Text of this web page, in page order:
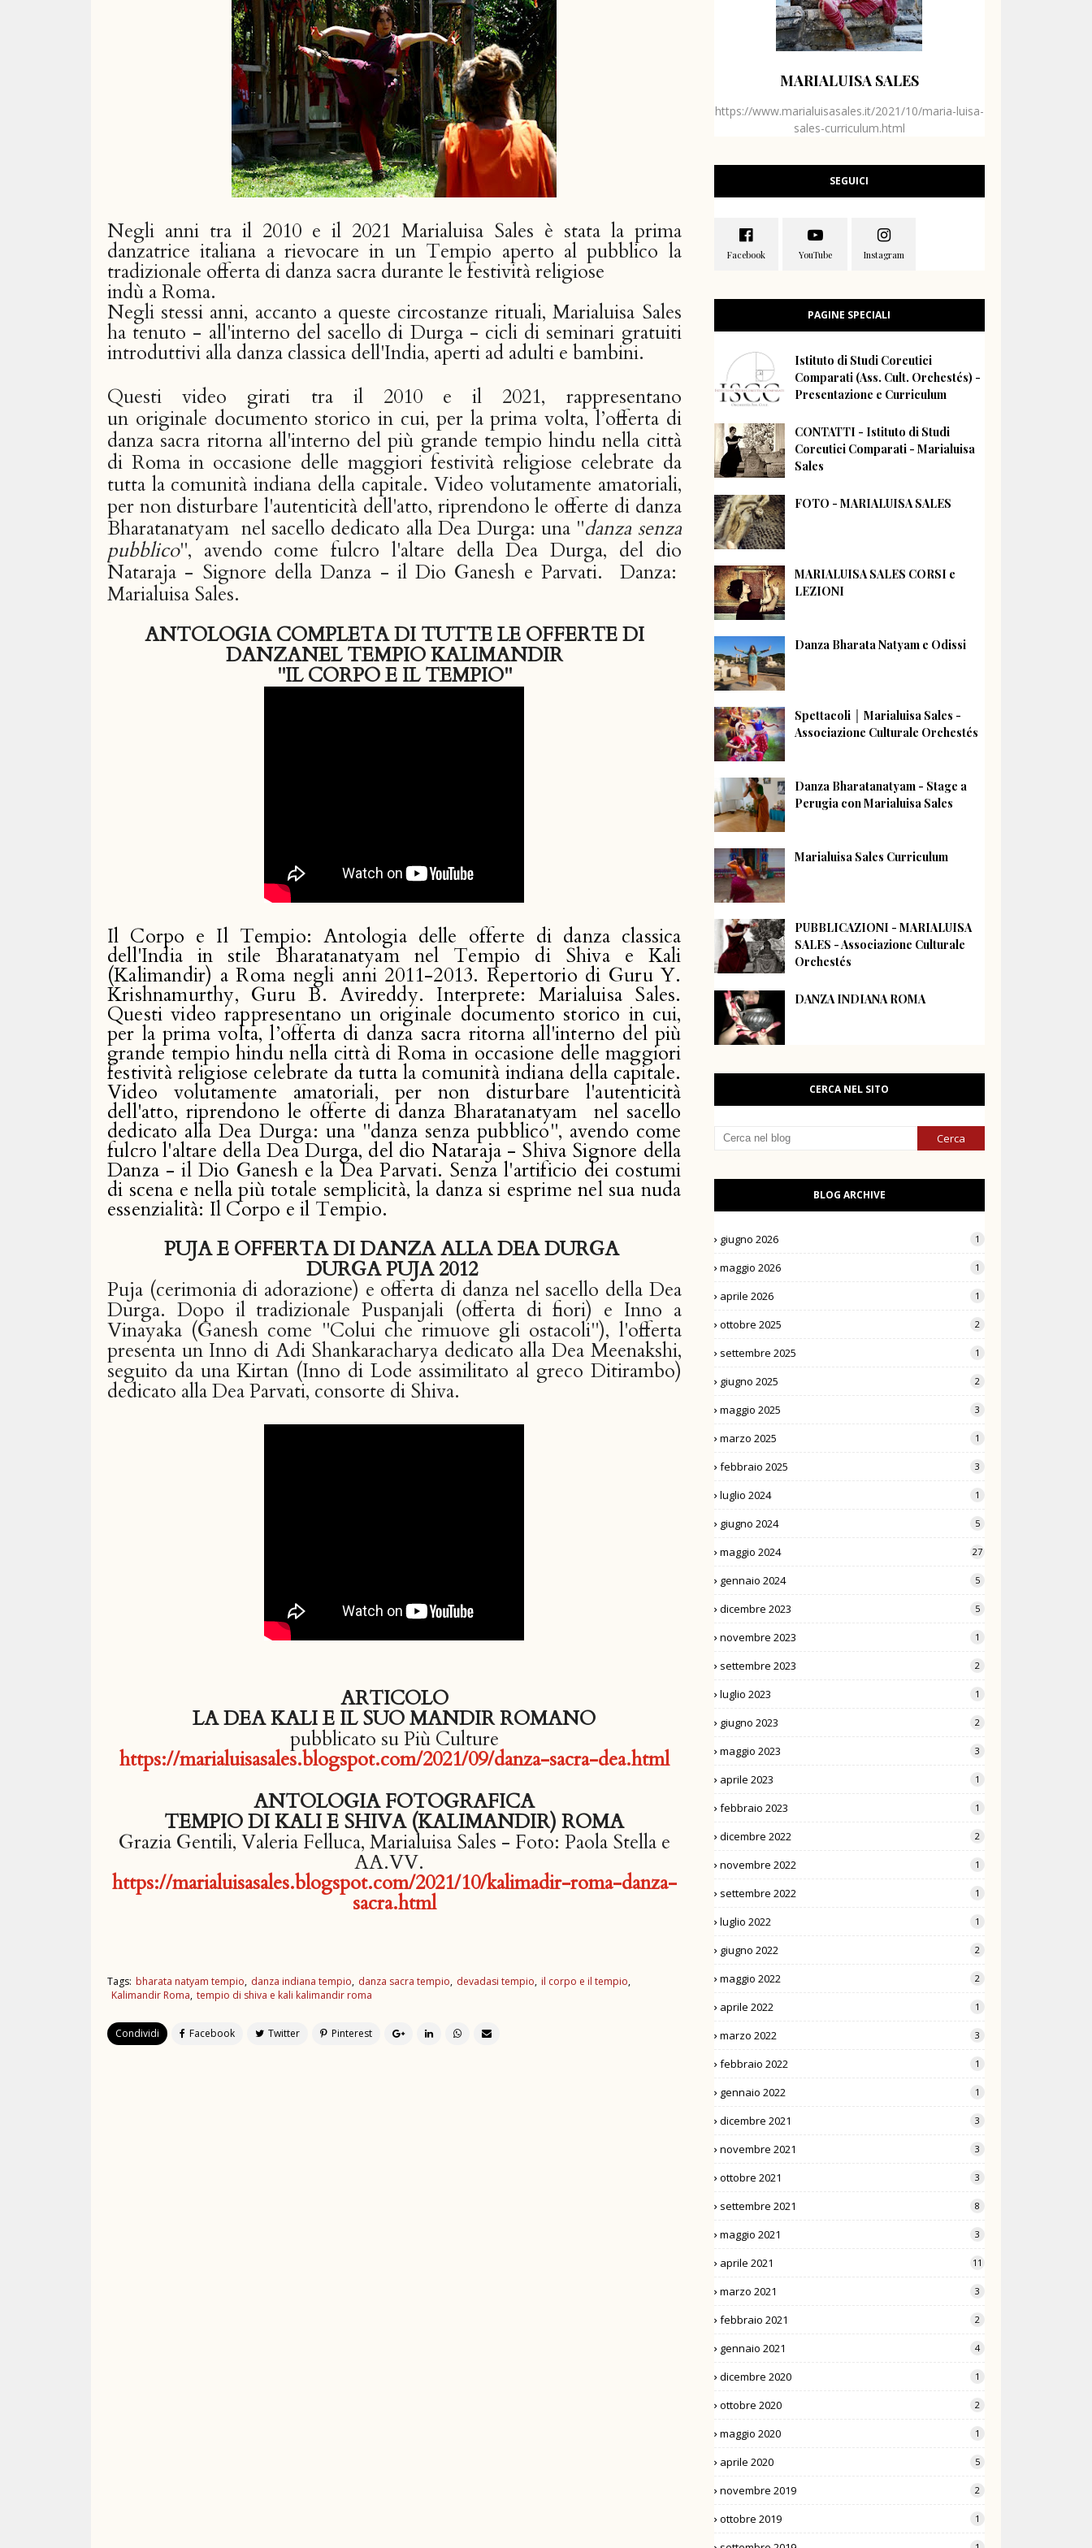
Negli anni tra il 2010 e il 2021 Marialuisa Sales è stata la prima
danzatrice italiana a rievocare in un Tempio aperto al pubblico la
tradizionale offerta di danza sacra durante le festività religiose
indù a Roma.
Negli stessi anni, accanto a queste circostanze rituali, Marialuisa Sales
ha tenuto - all'interno del sacello di Durga - cicli di seminari gratuiti
introduttivi alla danza classica dell'India, aperti ad adulti e bambini.
Questi video girati tra il 2010 e il 2021, rappresentano
un originale documento storico in cui, per la prima volta, l’offerta di
danza sacra ritorna all'interno del più grande tempio hindu nella città
di Roma in occasione delle maggiori festività religiose celebrate da
tutta la comunità indiana della capitale. Video volutamente amatoriali,
per non disturbare l'autenticità dell'atto, riprendono le offerte di danza
Bharatanatyam nel sacello dedicato alla Dea Durga: una "danza senza
pubblico", avendo come fulcro l'altare della Dea Durga, del dio
Nataraja - Signore della Danza - il Dio Ganesh e Parvati. Danza:
Marialuisa Sales.
ANTOLOGIA COMPLETA DI TUTTE LE OFFERTE DI
DANZANEL TEMPIO KALIMANDIR
"IL CORPO E IL TEMPIO"
Il Corpo e Il Tempio: Antologia delle offerte di danza classica
dell'India in stile Bharatanatyam nel Tempio di Shiva e Kali
(Kalimandir) a Roma negli anni 2011-2013. Repertorio di Guru Y.
Krishnamurthy, Guru B. Avireddy. Interprete: Marialuisa Sales.
Questi video rappresentano un originale documento storico in cui,
per la prima volta, l’offerta di danza sacra ritorna all'interno del più
grande tempio hindu nella città di Roma in occasione delle maggiori
festività religiose celebrate da tutta la comunità indiana della capitale.
Video volutamente amatoriali, per non disturbare l'autenticità
dell'atto, riprendono le offerte di danza Bharatanatyam  nel sacello
dedicato alla Dea Durga: una "danza senza pubblico", avendo come
fulcro l'altare della Dea Durga, del dio Nataraja - Shiva Signore della
Danza - il Dio Ganesh e la Dea Parvati. Senza l'artificio dei costumi
di scena e nella più totale semplicità, la danza si esprime nel sua nuda
essenzialità: Il Corpo e il Tempio.
PUJA E OFFERTA DI DANZA ALLA DEA DURGA
DURGA PUJA 2012
Puja (cerimonia di adorazione) e offerta di danza nel sacello della Dea
Durga. Dopo il tradizionale Puspanjali (offerta di fiori) e Inno a
Vinayaka (Ganesh come "Colui che rimuove gli ostacoli"), l'offerta
presenta un Inno di Adi Shankaracharya dedicato alla Dea Meenakshi,
seguito da una Kirtan (Inno di Lode assimilitato al greco Ditirambo)
dedicato alla Dea Parvati, consorte di Shiva.
ARTICOLO
LA DEA KALI E IL SUO MANDIR ROMANO
pubblicato su Più Culture
https://marialuisasales.blogspot.com/2021/09/danza-sacra-dea.html
ANTOLOGIA FOTOGRAFICA
TEMPIO DI KALI E SHIVA (KALIMANDIR) ROMA
Grazia Gentili, Valeria Felluca, Marialuisa Sales - Foto: Paola Stella e
AA.VV.
https://marialuisasales.blogspot.com/2021/10/kalimadir-roma-danza-
sacra.html
Tags: bharata natyam tempio danza indiana tempio danza sacra tempio devadasi tempio il corpo e il tempio
Kalimandir Roma tempio di shiva e kali kalimandir roma
Condividi
MARIALUISA SALES
https://www.marialuisasales.it/2021/10/maria-luisa-
sales-curriculum.html
SEGUICI
PAGINE SPECIALI
Istituto di Studi Coreutici
Comparati (Ass. Cult. Orchestés) -
Presentazione e Curriculum
CONTATTI - Istituto di Studi
Coreutici Comparati - Marialuisa
Sales
FOTO - MARIALUISA SALES
MARIALUISA SALES CORSI e
LEZIONI
Danza Bharata Natyam e Odissi
Spettacoli │ Marialuisa Sales -
Associazione Culturale Orchestés
Danza Bharatanatyam - Stage a
Perugia con Marialuisa Sales
Marialuisa Sales Curriculum
PUBBLICAZIONI - MARIALUISA
SALES - Associazione Culturale
Orchestés
DANZA INDIANA ROMA
CERCA NEL SITO
BLOG ARCHIVE
giugno 2026 1
maggio 2026 1
aprile 2026 1
ottobre 2025 2
settembre 2025 1
giugno 2025 2
maggio 2025 3
marzo 2025 1
febbraio 2025 3
luglio 2024 1
giugno 2024 5
maggio 2024 27
gennaio 2024 5
dicembre 2023 5
novembre 2023 1
settembre 2023 2
luglio 2023 1
giugno 2023 2
maggio 2023 3
aprile 2023 1
febbraio 2023 1
dicembre 2022 2
novembre 2022 1
settembre 2022 1
luglio 2022 1
giugno 2022 2
maggio 2022 2
aprile 2022 1
marzo 2022 3
febbraio 2022 1
gennaio 2022 1
dicembre 2021 3
novembre 2021 3
ottobre 2021 3
settembre 2021 8
maggio 2021 3
aprile 2021 11
marzo 2021 3
febbraio 2021 2
gennaio 2021 4
dicembre 2020 1
ottobre 2020 2
maggio 2020 1
aprile 2020 5
novembre 2019 2
ottobre 2019 1